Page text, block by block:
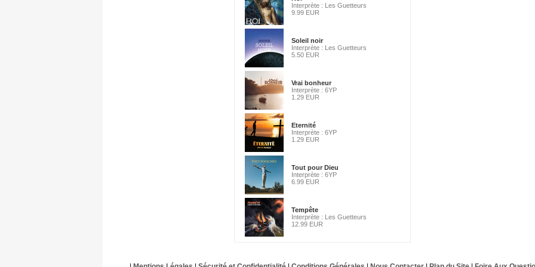
Interprète : Les Guetteurs
9.99 EUR
Soleil noir
Interprète : Les Guetteurs
5.50 EUR
Vrai bonheur
Interprète : 6YP
1.29 EUR
Eternité
Interprète : 6YP
1.29 EUR
Tout pour Dieu
Interprète : 6YP
6.99 EUR
Tempête
Interprète : Les Guetteurs
12.99 EUR